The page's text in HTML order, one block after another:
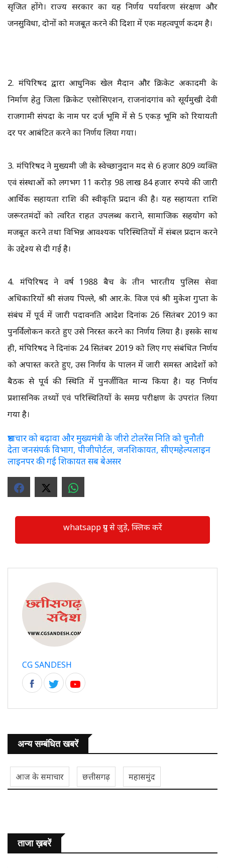
सृजित होंगे। राज्य सरकार का यह निर्णय पर्यावरण संरक्षण और
जनसुविधा, दोनों को मजबूत करने की दिशा में एक महत्वपूर्ण कदम है।
2. मंत्रिपरिषद द्वारा आधुनिक खेल मैदान और क्रिकेट अकादमी के
निर्माण हेतु जिला क्रिकेट एसोसिएशन, राजनांदगांव को सूर्यमुखी देवी
राजगामी संपदा के नाम पर दर्ज भूमि में से 5 एकड़ भूमि को रियायती
दर पर आबंटित करने का निर्णय लिया गया।
3. मंत्रिपरिषद ने मुख्यमंत्री जी के स्वेच्छानुदान मद से 6 हजार 809 व्यक्ति
एवं संस्थाओं को लगभग 11 करोड़ 98 लाख 84 हजार रुपये की जारी
आर्थिक सहायता राशि की स्वीकृति प्रदान की है। यह सहायता राशि
जरूरतमंदों को त्वरित राहत उपलब्ध कराने, सामाजिक सहयोग को
मजबूत करने तथा विभिन्न आवश्यक परिस्थितियों में संबल प्रदान करने
के उद्देश्य से दी गई है।
4. मंत्रिपरिषद ने वर्ष 1988 बैच के तीन भारतीय पुलिस सेवा
अधिकारियों श्री संजय पिल्ले, श्री आर.के. विज एवं श्री मुकेश गुप्ता के
संबंध में पूर्व में जारी पदावनति आदेश दिनांक 26 सितंबर 2019 का
पुनर्विलोकन करते हुए उसे निरस्त करने का निर्णय लिया है। इसके साथ
ही, मंत्रिपरिषद ने दिनांक 24 सितंबर 2019 को लिए गए संबंधित निर्णय
को अपास्त करते हुए, उस निर्णय के पालन में जारी समस्त आदेशों को
बैठक से पूर्व की स्थिति में पुनर्जीवित मान्य किया है। यह निर्णय
प्रशासनिक तथ्यों एवं परिस्थितियों के समग्र परीक्षण के उपरांत लिया
गया है।
भ्रष्टाचार को बढ़ावा और मुख्यमंत्री के जीरो टोलरेंस निति को चुनौती
देता जनसंपर्क विभाग, पीजीपोर्टल, जनशिकायत, सीएमहेल्पलाइन
लाइनपर की गई शिकायत सब बेअसर
whatsapp ग्रुप से जुड़े, क्लिक करें
CG SANDESH
अन्य सम्बंधित खबरें
आज के समाचार छत्तीसगढ़ महासमुंद
ताजा ख़बरें